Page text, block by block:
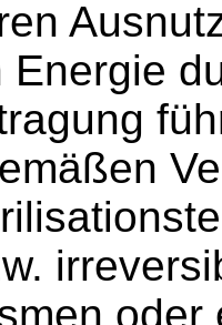
Energie
oder